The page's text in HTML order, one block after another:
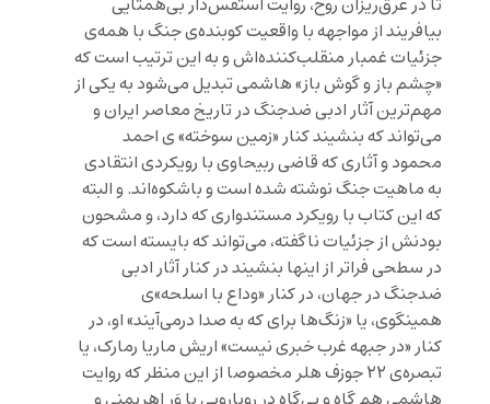
بیافریند از مواجهه با واقعیت کوبنده‌ی جنگ با همه‌ی
جزئیات غمبار منقلب‌کننده‌اش و به این ترتیب است که
«چشم باز و گوش باز» هاشمی تبدیل می‌شود به یکی از
مهم‌ترین آثار ادبی ضدجنگ در تاریخ معاصر ایران و
می‌تواند که بنشیند کنار «زمین سوخته» ‌ی احمد
محمود و آثاری که قاضی ربیحاوی با رویکردی انتقادی
به ماهیت جنگ نوشته شده‌ است و باشکوه‌اند. و البته
که این کتاب با رویکرد مستندواری که دارد، و مشحون
بودنش از جزئیات ناگفته، می‌تواند که بایسته است که
در سطحی فراتر از اینها بنشیند در کنار آثار ادبی
ضدجنگ در جهان، در کنار «وداع با اسلحه»‌ی
همینگوی، یا «زنگ‌ها برای که به صدا درمی‌آیند» او، در
کنار «در جبهه‌ غرب خبری نیست» اریش ماریا رمارک، یا
تبصره‌ی ۲۲ جوزف هلر مخصوصا از این منظر که روایت